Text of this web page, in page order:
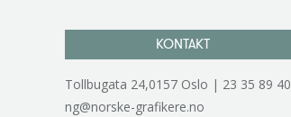
KONTAKT
Tollbugata 24,0157 Oslo | 23 35 89 40
ng@norske-grafikere.no